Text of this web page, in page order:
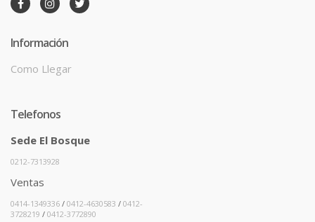
Información
Como Llegar
Telefonos
Sede El Bosque
0212-7313928
Ventas
0414-1349336 / 0412-4630583 / 0412-
3728219 / 0412-3772890